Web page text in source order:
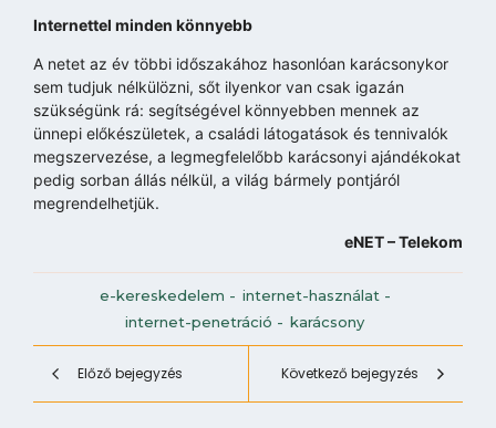
Internettel minden könnyebb
A netet az év többi időszakához hasonlóan karácsonykor
sem tudjuk nélkülözni, sőt ilyenkor van csak igazán
szükségünk rá: segítségével könnyebben mennek az
ünnepi előkészületek, a családi látogatások és tennivalók
megszervezése, a legmegfelelőbb karácsonyi ajándékokat
pedig sorban állás nélkül, a világ bármely pontjáról
megrendelhetjük.
eNET – Telekom
e-kereskedelem - internet-használat -
internet-penetráció - karácsony
Előző bejegyzés Következő bejegyzés